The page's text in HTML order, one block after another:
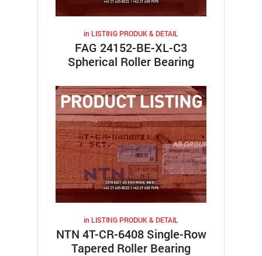
in LISTING PRODUK & DETAIL
FAG 24152-BE-XL-C3
Spherical Roller Bearing
in LISTING PRODUK & DETAIL
NTN 4T-CR-6408 Single-Row
Tapered Roller Bearing